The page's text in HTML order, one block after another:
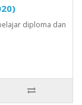
diploma dan